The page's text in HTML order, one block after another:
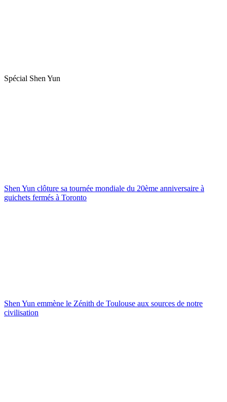
Spécial Shen Yun
Shen Yun clôture sa tournée mondiale du 20ème anniversaire à
guichets fermés à Toronto
Shen Yun emmène le Zénith de Toulouse aux sources de notre
civilisation